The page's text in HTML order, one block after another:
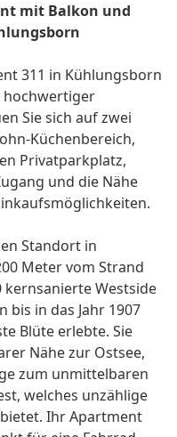
mit Balkon und
311 in Kühlungsborn
Sie sich auf zwei
Küchenbereich,
Privatparkplatz,
und die Nähe
Standort in
Meter vom Strand
Westside
in das Jahr 1907
Blüte erlebte. Sie
Nähe zur Ostsee,
zum unmittelbaren
welches unzählige
Ihr Apartment